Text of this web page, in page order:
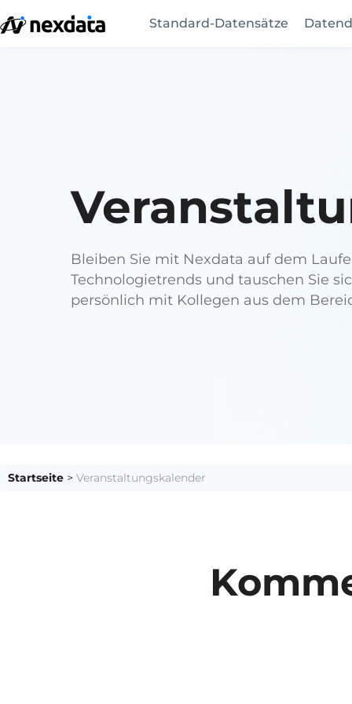
Standard-Datensätze
Bleiben Sie mit Nexdata auf dem
Technologietrends und tauschen Sie
persönlich mit Kollegen aus dem
Startseite > Veranstaltungskalender